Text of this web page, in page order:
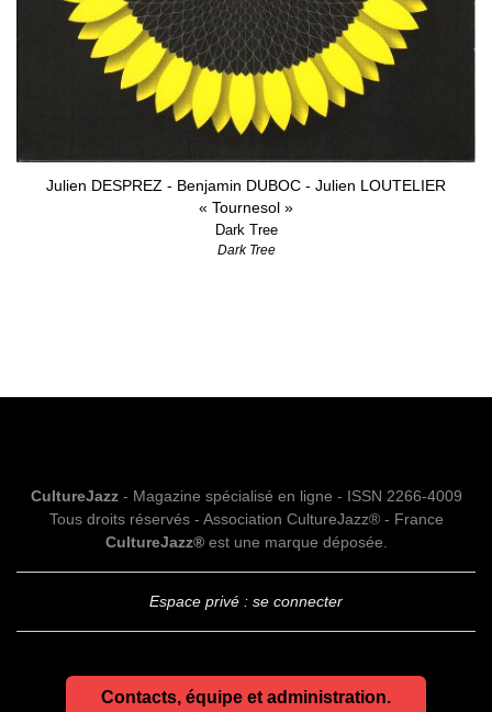
Julien DESPREZ - Benjamin DUBOC - Julien LOUTELIER
« Tournesol »
Dark Tree
Dark Tree
CultureJazz- Magazine spécialisé en ligne - ISSN 2266-4009
Tous droits réservés - Association CultureJazz® - France
CultureJazz®est une marque déposée.
Espace privé : se connecter
Contacts, équipe et administration.